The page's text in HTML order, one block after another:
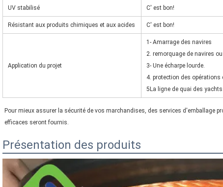
UV stabilisé C' est bon!
Résistant aux produits chimiques et aux acides C' est bon!
Application du projet
1- Amarrage des navires
2. remorquage de navires
3- Une écharpe lourde.
4. protection des opérations
5La ligne de quai des
Pour mieux assurer la sécurité de vos marchandises, des services d'emballage
efficaces seront fournis.
Présentation des produits